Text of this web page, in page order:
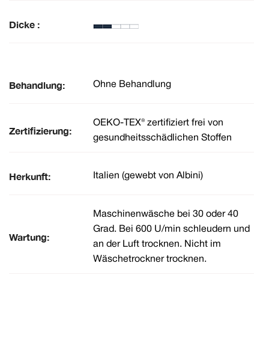
Dicke :
Behandlung: Ohne Behandlung
Zertifizierung:
OEKO-TEX® zertifiziert frei von
gesundheitsschädlichen Stoffen
Herkunft: Italien (gewebt von Albini)
Wartung:
Maschinenwäsche bei 30 oder 40
Grad. Bei 600 U/min schleudern und
an der Luft trocknen. Nicht im
Wäschetrockner trocknen.